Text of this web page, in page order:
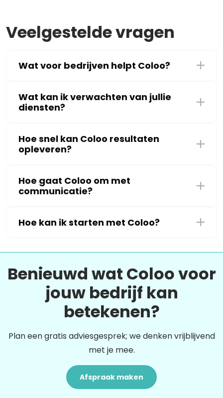
Veelgestelde vragen
Wat voor bedrijven helpt Coloo?
Wat kan ik verwachten van jullie
diensten?
Hoe snel kan Coloo resultaten
opleveren?
Hoe gaat Coloo om met
communicatie?
Hoe kan ik starten met Coloo?
Benieuwd wat Coloo voor
jouw bedrijf kan
betekenen?
Plan een gratis adviesgesprek; we denken vrijblijvend
met je mee.
Afspraak maken